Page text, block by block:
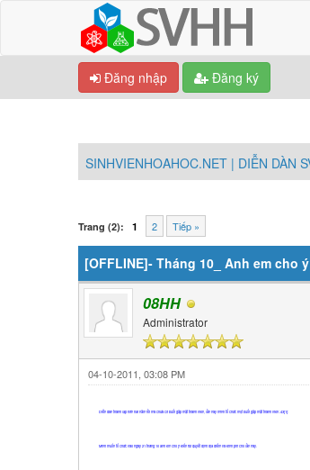
Đăng nhập Đăng ký
SINHVIENHOAHOC.NET | DIỄN DÀN
Trang (2): 1 2 Tiếp »
0 Vote(s) - Trung bình 0
1
2
3
4
5
[OFFLINE]- Tháng 10_ Anh em cho
08HH
Administrator
04-10-2011, 03:08 PM
Diễn đàn thành lập hơn hai năm rồi mà chưa có buổi gặp mặt thành viên, lần này mình tổ chức một buổi gặp mặt thành viên.:43[1]:
Mình muốn tổ chức vào ngày 21 tháng 10 anh em cho ý kiến rùi quyết định địa điểm và kinh phí cho lần này.